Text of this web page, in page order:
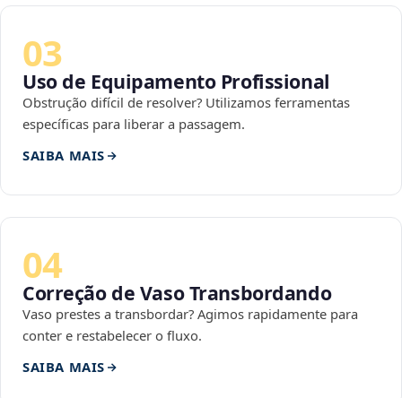
03
Uso de Equipamento Profissional
Obstrução difícil de resolver? Utilizamos ferramentas
específicas para liberar a passagem.
SAIBA MAIS
04
Correção de Vaso Transbordando
Vaso prestes a transbordar? Agimos rapidamente para
conter e restabelecer o fluxo.
SAIBA MAIS